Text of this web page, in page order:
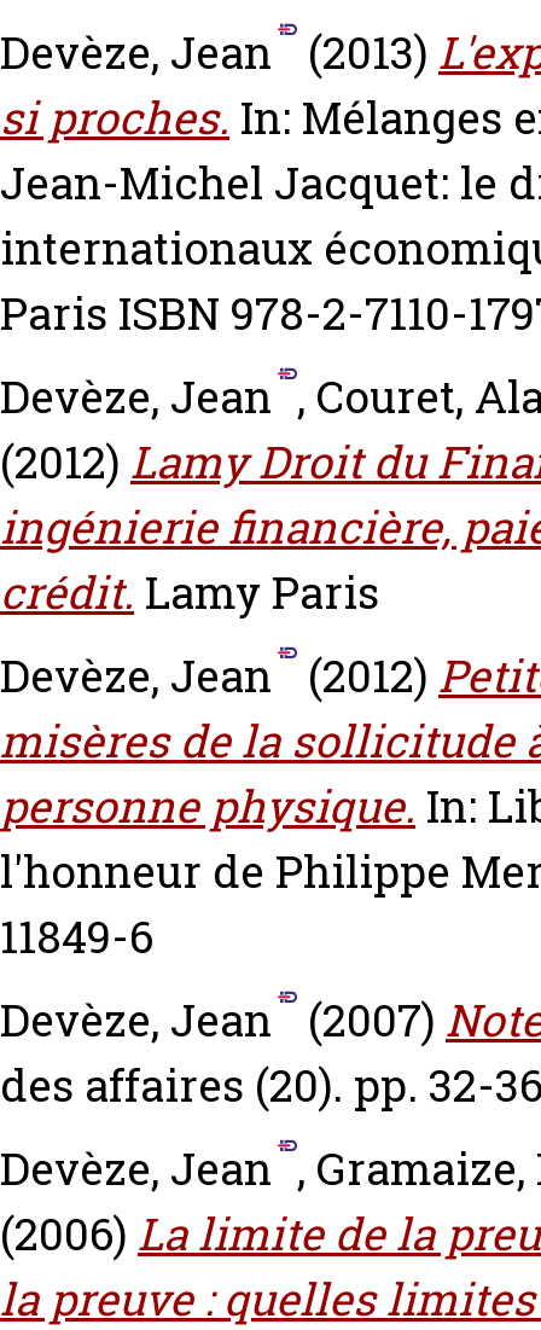
Devèze, Jean
(2013)
si proches. In: Mélanges
Jean-Michel Jacquet: le
internationaux
Paris ISBN 978-2-7110-
Devèze, Jean , Couret,
(2012) Lamy Droit du
ingénierie financière,
crédit. Lamy Paris
Devèze, Jean
(2012)
misères de la sollicitude
personne physique. In:
l'honneur de Philippe
11849-6
Devèze, Jean
(2007)
des affaires (20). pp. 32-
Devèze, Jean ,
(2006) La limite de la
la preuve : quelles limites